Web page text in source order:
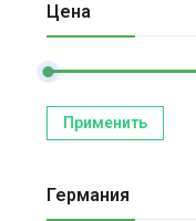
Цена
Применить
Германия